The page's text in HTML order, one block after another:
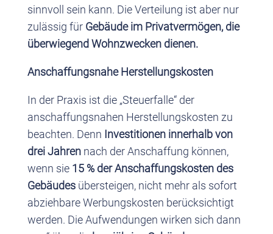
sinnvoll sein kann. Die Verteilung ist aber nur
zulässig für Gebäude im Privatvermögen, die
überwiegend Wohnzwecken dienen.
Anschaffungsnahe Herstellungskosten
In der Praxis ist die „Steuerfalle“ der
anschaffungsnahen Herstellungskosten zu
beachten. Denn Investitionen innerhalb von
drei Jahrennach der Anschaffung können,
wenn sie 15 % der Anschaffungskosten des
Gebäudesübersteigen, nicht mehr als sofort
abziehbare Werbungskosten berücksichtigt
werden. Die Aufwendungen wirken sich dann